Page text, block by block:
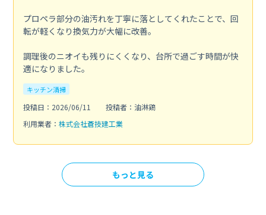
プロペラ部分の油汚れを丁寧に落としてくれたことで、回
転が軽くなり換気力が大幅に改善。
調理後のニオイも残りにくくなり、台所で過ごす時間が快
適になりました。
キッチン清掃
投稿日：2026/06/11
投稿者：油淋鶏
利用業者： 株式会社蒼技建工業
もっと見る